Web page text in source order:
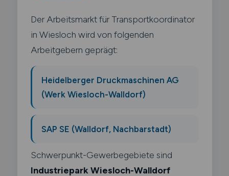
Der Arbeitsmarkt für Transportkoordinator
in Wiesloch wird von folgenden
Arbeitgebern geprägt:
Heidelberger Druckmaschinen AG
(Werk Wiesloch-Walldorf)
SAP SE (Walldorf, Nachbarstadt)
Schwerpunkt-Gewerbegebiete sind
Industriepark Wiesloch-Walldorf